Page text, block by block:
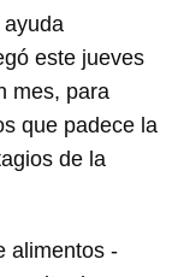
este jueves
mes, para
que padece la
de la
alimentos -